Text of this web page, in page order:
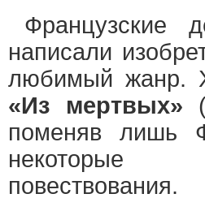
Французские
написали
любимый жанр.
«Из мертвых»
поменяв лишь
некоторые
повествования.